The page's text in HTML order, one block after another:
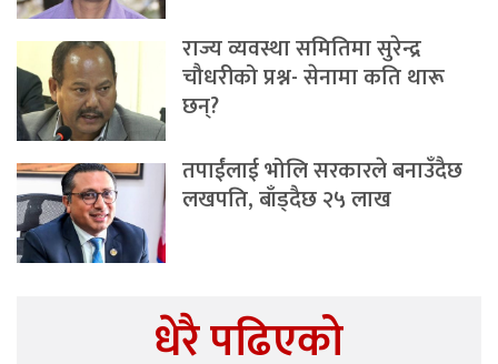
राज्य व्यवस्था समितिमा सुरेन्द्र
चौधरीको प्रश्न- सेनामा कति थारू
छन्?
तपाईंलाई भोलि सरकारले बनाउँदैछ
लखपति, बाँड्दैछ २५ लाख
धेरै पढिएको